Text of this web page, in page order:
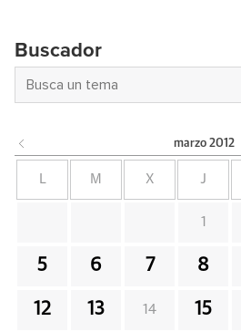
Buscador
marzo 2012
L M X J
1
5 6 7 8
12 13 14 15